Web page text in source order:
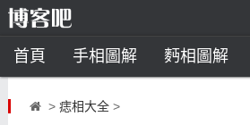
首頁 手相圖解 麪相圖解
風水開運 助運飾品
> 痣相大全>